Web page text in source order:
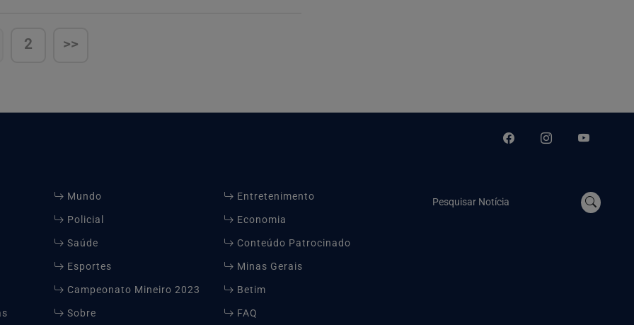
2 >>
Mundo
Entretenimento
Policial
Economia
Saúde
Conteúdo Patrocinado
Esportes
Minas Gerais
Campeonato Mineiro 2023
Betim
Sobre FAQ
Pesquisar Notícia